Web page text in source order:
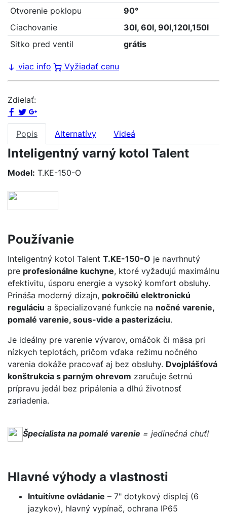
Otvorenie poklopu
90°
Ciachovanie
30l, 60l, 90l,120l,150l
Sitko pred ventil
grátis
viac info Vyžiadať cenu
Zdielať:
Popis Alternatívy Videá
Inteligentný varný kotol Talent
Model: T.KE-150-O
Používanie
Inteligentný kotol Talent T.KE-150-O je navrhnutý
pre profesionálne kuchyne, ktoré vyžadujú maximálnu
efektivitu, úsporu energie a vysoký komfort obsluhy.
Prináša moderný dizajn, pokročilú elektronickú
reguláciu a špecializované funkcie na nočné varenie,
pomalé varenie, sous-vide a pasterizáciu.
Je ideálny pre varenie vývarov, omáčok či mäsa pri
nízkych teplotách, pričom vďaka režimu nočného
varenia dokáže pracovať aj bez obsluhy. Dvojplášťová
konštrukcia s parným ohrevom zaručuje šetrnú
prípravu jedál bez pripálenia a dlhú životnosť
zariadenia.
Špecialista na pomalé varenie = jedinečná chuť!
Hlavné výhody a vlastnosti
Intuitívne ovládanie – 7" dotykový displej (6
jazykov), hlavný vypínač, ochrana IP65